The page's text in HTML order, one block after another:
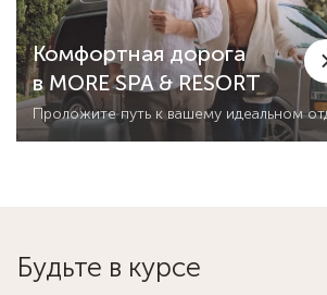
Комфортная дорога
в MORE SPA & RESORT
Проложите путь к вашему идеальном
Будьте в курсе